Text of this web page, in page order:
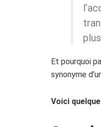
Et pourquoi
synonyme
Voici